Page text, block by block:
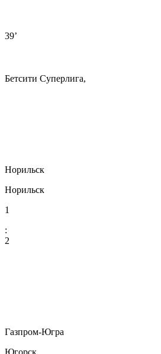
39’
Бетсити Суперлига,
Норильск
Норильск
1
:
2
Газпром-Югра
Югорск